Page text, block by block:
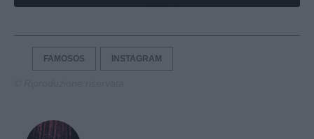
FAMOSOS INSTAGRAM